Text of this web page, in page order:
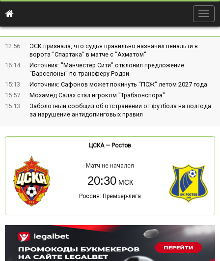
12:56
ЭСК признала, что судья правильно назначил пенальти в
ворота "Спартака" в матче с "Ахматом"
16:14
Источник: "Манчестер Сити" отклонил предложение
"Барселоны" по трансферу Родри
15:13
Источник: Сафонов может покинуть "ПСЖ" летом 2027 года
15:57
Мохамед Салах стал игроком "Трабзонспора"
15:13
Заболотный сообщил об отстранении от футбола на полгода
за нарушение антидопинговых правил
ЦСКА— Ростов
Матч не начался
20:30
Россия: Премьер-лига